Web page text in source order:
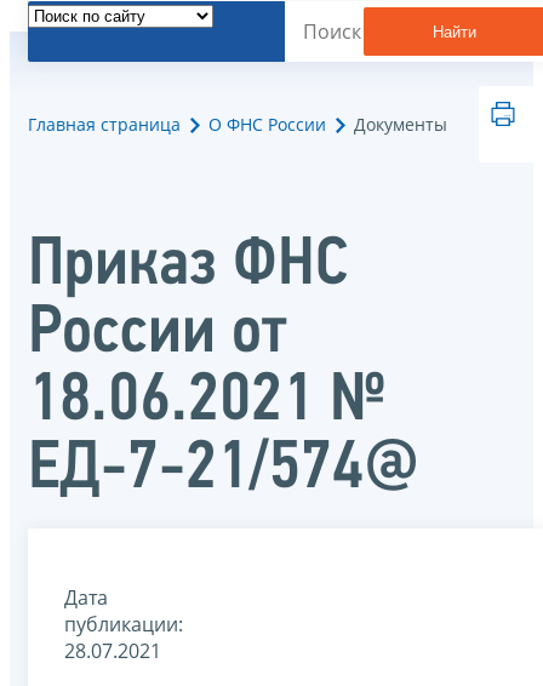
Найти
Главная страница О ФНС России Документы
Приказ ФНС
России от
18.06.2021 №
ЕД-7-21/574@
Дата
публикации:
28.07.2021